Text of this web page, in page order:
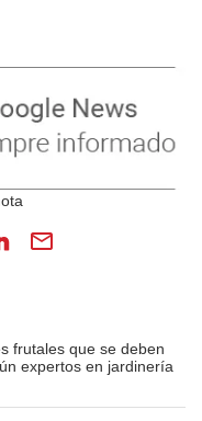
frutales que se deben
expertos en jardinería